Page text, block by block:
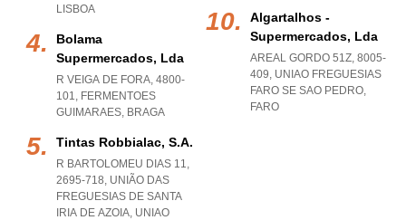
LISBOA
Bolama
Supermercados, Lda
R VEIGA DE FORA, 4800-
101, FERMENTOES
GUIMARAES, BRAGA
Tintas Robbialac, S.a.
R BARTOLOMEU DIAS 11,
2695-718, UNIÃO DAS
FREGUESIAS DE SANTA
IRIA DE AZOIA, UNIAO
Algartalhos -
Supermercados, Lda
AREAL GORDO 51Z, 8005-
409, UNIAO FREGUESIAS
FARO SE SAO PEDRO,
FARO